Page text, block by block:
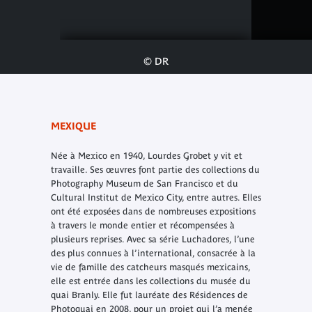
© DR
MEXIQUE
Née à Mexico en 1940, Lourdes Grobet y vit et
travaille. Ses œuvres font partie des collections du
Photography Museum de San Francisco et du
Cultural Institut de Mexico City, entre autres. Elles
ont été exposées dans de nombreuses expositions
à travers le monde entier et récompensées à
plusieurs reprises. Avec sa série Luchadores, l’une
des plus connues à l’international, consacrée à la
vie de famille des catcheurs masqués mexicains,
elle est entrée dans les collections du musée du
quai Branly. Elle fut lauréate des Résidences de
Photoquai en 2008, pour un projet qui l’a menée